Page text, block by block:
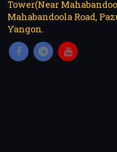
Tower(Near
Mahabandoola Road,
Yangon.